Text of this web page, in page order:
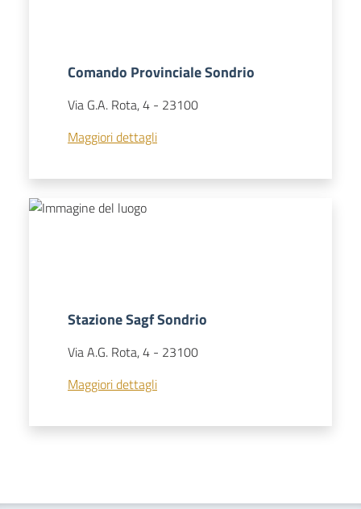
Comando Provinciale Sondrio
Via G.A. Rota, 4 - 23100
Maggiori dettagli
Stazione Sagf Sondrio
Via A.G. Rota, 4 - 23100
Maggiori dettagli